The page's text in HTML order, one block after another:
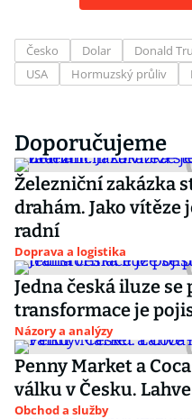
Česko Dolar Donald
USA
Hormuzský průliv
Doporučujeme
Železniční zakázka
drahám. Jako
radní
Doprava a logistika
Jedna česká iluze se
transformace je
Názory a analýzy
Penny Market a
válku v Česku.
Obchod a služby